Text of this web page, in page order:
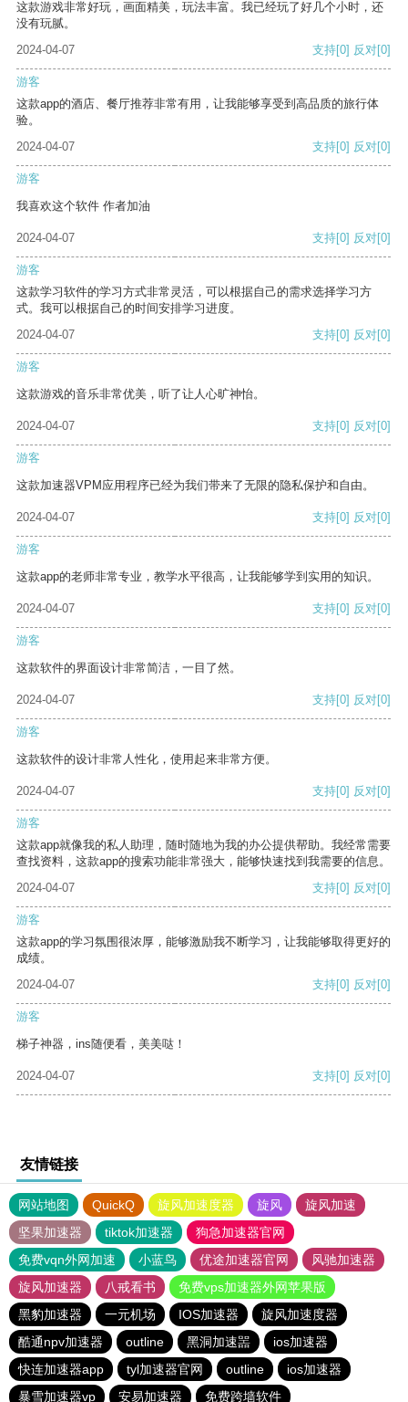
这款游戏非常好玩，画面精美，玩法丰富。我已经玩了好几个小时，还
没有玩腻。
2024-04-07
支持[0] 反对[0]
游客
这款app的酒店、餐厅推荐非常有用，让我能够享受到高品质的旅行体
验。
2024-04-07
支持[0] 反对[0]
游客
我喜欢这个软件 作者加油
2024-04-07 支持[0] 反对[0]
游客
这款学习软件的学习方式非常灵活，可以根据自己的需求选择学习方
式。我可以根据自己的时间安排学习进度。
2024-04-07
支持[0] 反对[0]
游客
这款游戏的音乐非常优美，听了让人心旷神怡。
2024-04-07 支持[0] 反对[0]
游客
这款加速器VPM应用程序已经为我们带来了无限的隐私保护和自由。
2024-04-07 支持[0] 反对[0]
游客
这款app的老师非常专业，教学水平很高，让我能够学到实用的知识。
2024-04-07 支持[0] 反对[0]
游客
这款软件的界面设计非常简洁，一目了然。
2024-04-07 支持[0] 反对[0]
游客
这款软件的设计非常人性化，使用起来非常方便。
2024-04-07 支持[0] 反对[0]
游客
这款app就像我的私人助理，随时随地为我的办公提供帮助。我经常需要
查找资料，这款app的搜索功能非常强大，能够快速找到我需要的信息。
2024-04-07
支持[0] 反对[0]
游客
这款app的学习氛围很浓厚，能够激励我不断学习，让我能够取得更好的
成绩。
2024-04-07
支持[0] 反对[0]
游客
梯子神器，ins随便看，美美哒！
2024-04-07 支持[0] 反对[0]
友情链接
网站地图 QuickQ 旋风加速度器 旋风
旋风加速
坚果加速器
tiktok加速器
狗急加速器官网
免费vqn外网加速
小蓝鸟 优途加速器官网
风驰加速器
旋风加速器
八戒看书
免费vps加速器外网苹果版
黑豹加速器
一元机场 IOS加速器
旋风加速度器
酷通npv加速器
outline 黑洞加速噐
ios加速器
快连加速器app
tyl加速器官网 outline
ios加速器
暴雪加速器vp
安易加速器 免费跨墙软件